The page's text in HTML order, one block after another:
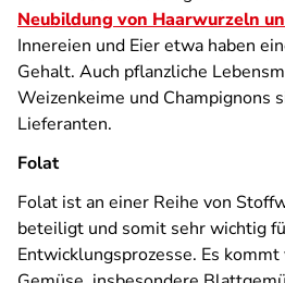
Neubildung von Haarwurzeln
Innereien und Eier etwa haben
Gehalt. Auch pflanzliche
Weizenkeime und Champignons
Lieferanten.
Folat
Folat ist an einer Reihe von
beteiligt und somit sehr wichtig
Entwicklungsprozesse. Es